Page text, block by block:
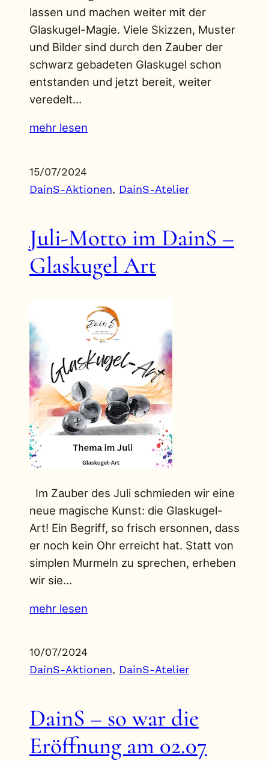
lassen und machen weiter mit der
Glaskugel-Magie. Viele Skizzen, Muster
und Bilder sind durch den Zauber der
schwarz gebadeten Glaskugel schon
entstanden und jetzt bereit, weiter
veredelt…
mehr lesen
15/07/2024
DainS-Aktionen, DainS-Atelier
Juli-Motto im DainS –
Glaskugel Art
Im Zauber des Juli schmieden wir eine
neue magische Kunst: die Glaskugel-
Art! Ein Begriff, so frisch ersonnen, dass
er noch kein Ohr erreicht hat. Statt von
simplen Murmeln zu sprechen, erheben
wir sie…
mehr lesen
10/07/2024
DainS-Aktionen, DainS-Atelier
DainS – so war die
Eröffnung am 02.07